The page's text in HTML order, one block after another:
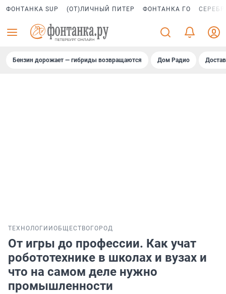
ФОНТАНКА SUP (ОТ)ЛИЧНЫЙ ПИТЕР ФОНТАНКА ГО
Бензин дорожает — гибриды возвращаются Дом Радио
ТЕХНОЛОГИИ ОБЩЕСТВО ГОРОД
От игры до профессии. Как учат
робототехнике в школах и вузах и
что на самом деле нужно
промышленности